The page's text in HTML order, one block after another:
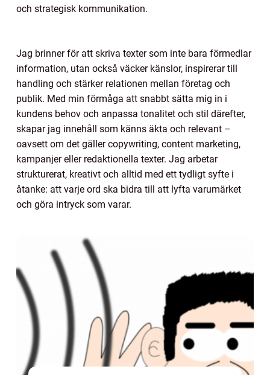
och strategisk kommunikation.
Jag brinner för att skriva texter som inte bara förmedlar
information, utan också väcker känslor, inspirerar till
handling och stärker relationen mellan företag och
publik. Med min förmåga att snabbt sätta mig in i
kundens behov och anpassa tonalitet och stil därefter,
skapar jag innehåll som känns äkta och relevant –
oavsett om det gäller copywriting, content marketing,
kampanjer eller redaktionella texter. Jag arbetar
strukturerat, kreativt och alltid med ett tydligt syfte i
åtanke: att varje ord ska bidra till att lyfta varumärket
och göra intryck som varar.